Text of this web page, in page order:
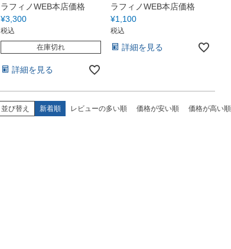
ラフィノWEB本店価格
¥3,300
税込
在庫切れ
詳細を見る
ラフィノWEB本店価格
¥1,100
税込
詳細を見る
並び替え 新着順 レビューの多い順 価格が安い順 価格が高い順